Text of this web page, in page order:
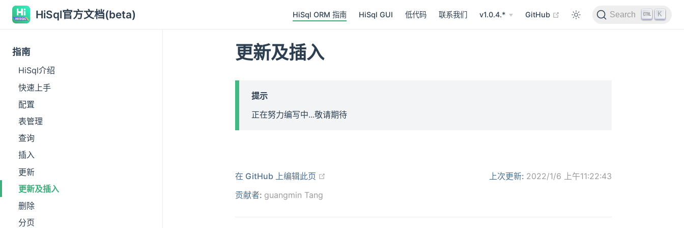
HiSql官方文档(beta) HiSql ORM 指南 HiSql GUI 低代码 联系我们 v1.0.4.* GitHub 在新窗口打开 Search K
指南
HiSql介绍
快速上手
配置
表管理
查询
插入
更新
更新及插入
删除
分页
更新及插入
提示
正在努力编写中...敬请期待
在 GitHub 上编辑此页 上次更新: 2022/1/6 上午11:22:43
贡献者: guangmin Tang